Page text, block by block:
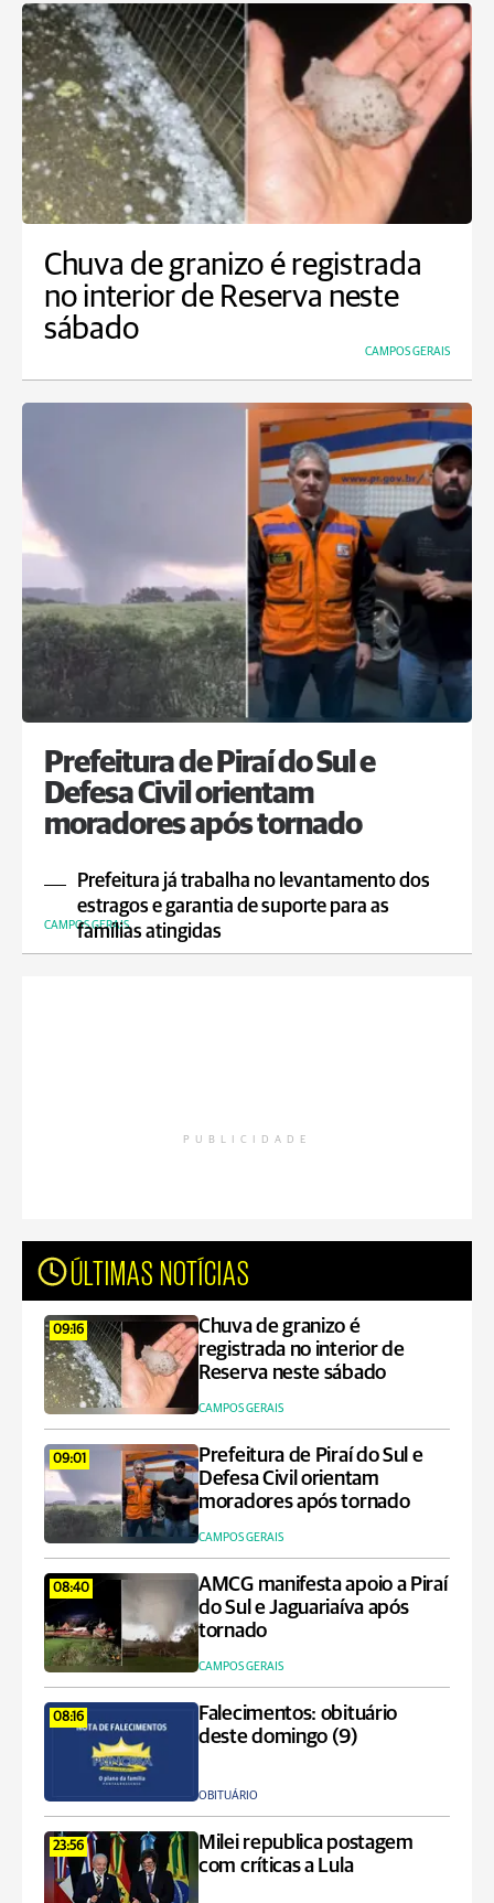
Chuva de granizo é registrada
no interior de Reserva neste
sábado
CAMPOS GERAIS
Prefeitura de Piraí do Sul e
Defesa Civil orientam
moradores após tornado
Prefeitura já trabalha no levantamento dos
estragos e garantia de suporte para as
famílias atingidas
CAMPOS GERAIS
PUBLICIDADE
ÚLTIMAS NOTÍCIAS
09:16
Chuva de granizo é
registrada no interior de
Reserva neste sábado
CAMPOS GERAIS
09:01
Prefeitura de Piraí do Sul e
Defesa Civil orientam
moradores após tornado
CAMPOS GERAIS
08:40
AMCG manifesta apoio a Piraí
do Sul e Jaguariaíva após
tornado
CAMPOS GERAIS
08:16
Falecimentos: obituário
deste domingo (9)
OBITUÁRIO
23:56
Milei republica postagem
com críticas a Lula